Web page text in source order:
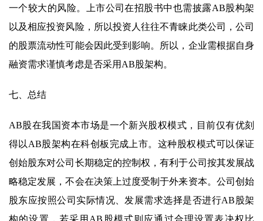
一个较大的风险。上市公司在招股书中也需披露AB股构架
以及相应投资风险，所以投资人往往不青睐此类公司，公司
的股票流动性可能会因此受到影响。所以，企业需根据自身
融资需求谨慎考虑是否采用AB股架构。
七、总结
AB股在我国资本市场是一个新兴股权模式，目前仅有优刻
得以AB股架构在科创板完成上市。这种股权模式可以保证
创始股东对公司长期稳定的控制权，有利于公司按其发展战
略稳定发展，不会在决策上过度受制于外来资本。公司创始
股东应按照公司实际情况、发展需求选择是否进行AB股架